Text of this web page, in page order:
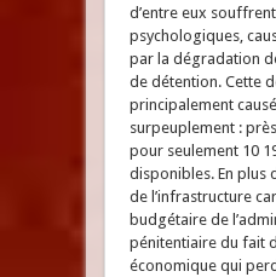
d’entre eux
psychologiques,
par la dégradation
de détention. Cette
principalement
surpeuplement :
pour seulement 10
disponibles. En plus
de l’infrastructure
budgétaire de
pénitentiaire du fait
économique qui